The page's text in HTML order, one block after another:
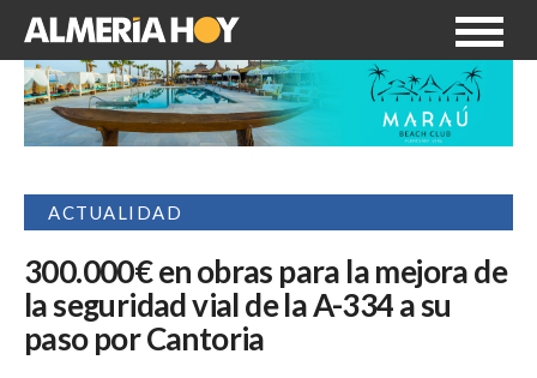
ACTUALIDAD
300.000€ en obras para la mejora de
la seguridad vial de la A-334 a su
paso por Cantoria